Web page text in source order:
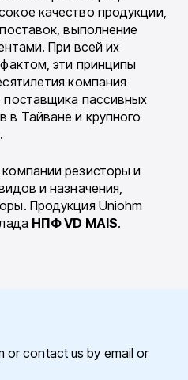
качество продукции,
выполнение
При всей их
эти принципы
компания
поставщика пассивных
в Тайване и крупного
резисторы и
и назначения,
Продукция Uniohm
НПФ VD MAIS.
or contact us by email or